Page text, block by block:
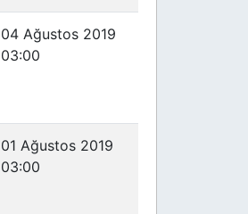
04 Ağustos 2019
03:00
01 Ağustos 2019
03:00